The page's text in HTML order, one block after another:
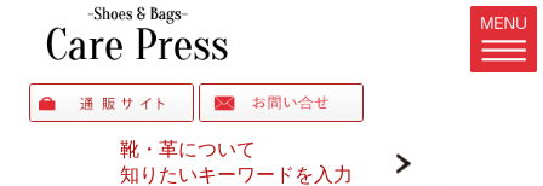
靴・革について
知りたいキーワードを入力